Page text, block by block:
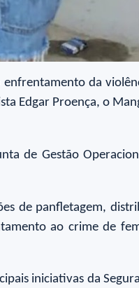
enfrentamento da
Edgar Proença, o
de Gestão
de panfletagem,
ao crime de
iniciativas da